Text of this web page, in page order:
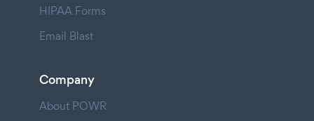
HIPAA Forms
Email Blast
Company
About POWR